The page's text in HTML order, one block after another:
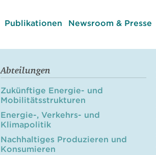
Publikationen Newsroom & Presse
Abteilungen
Zukünftige Energie- und
Mobilitätsstrukturen
Energie-, Verkehrs- und
Klimapolitik
Nachhaltiges Produzieren und
Konsumieren